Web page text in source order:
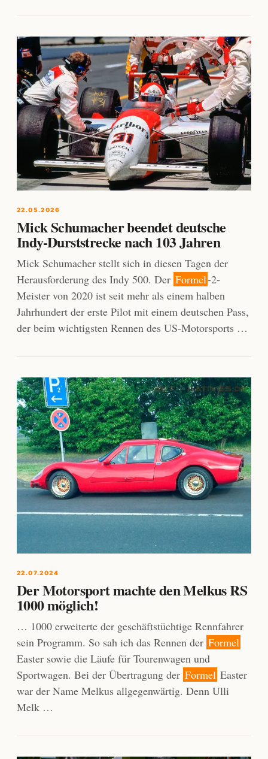
22.05.2026
Mick Schumacher beendet deutsche
Indy-Durststrecke nach 103 Jahren
Mick Schumacher stellt sich in diesen Tagen der
Herausforderung des Indy 500. Der Formel-2-
Meister von 2020 ist seit mehr als einem halben
Jahrhundert der erste Pilot mit einem deutschen Pass,
der beim wichtigsten Rennen des US-Motorsports …
22.07.2024
Der Motorsport machte den Melkus RS
1000 möglich!
… 1000 erweiterte der geschäftstüchtige Rennfahrer
sein Programm. So sah ich das Rennen der Formel
Easter sowie die Läufe für Tourenwagen und
Sportwagen. Bei der Übertragung der Formel Easter
war der Name Melkus allgegenwärtig. Denn Ulli
Melk …